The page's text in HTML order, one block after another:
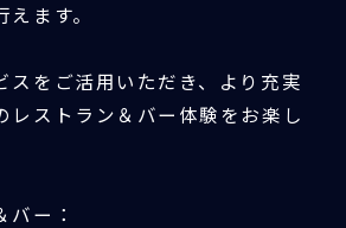
ます。
スをご活用いただき、より充実
レストラン＆バー体験をお楽し
バー：